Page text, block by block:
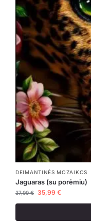
DEIMANTINĖS MOZAIKOS
Jaguaras (su porėmiu)
37,99€ 35,99 €